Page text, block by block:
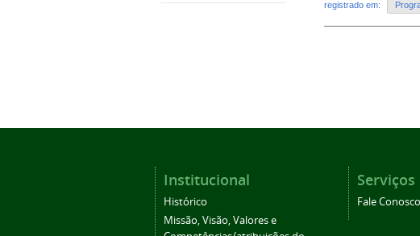
registrado em:
Institucional
Histórico
Missão, Visão, Valores e
Serviços
Fale Conosco